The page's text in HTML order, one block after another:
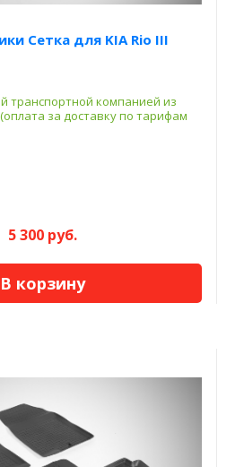
Сетка для KIA Rio III
транспортной компанией из
за доставку по тарифам
5 300 руб.
В корзину